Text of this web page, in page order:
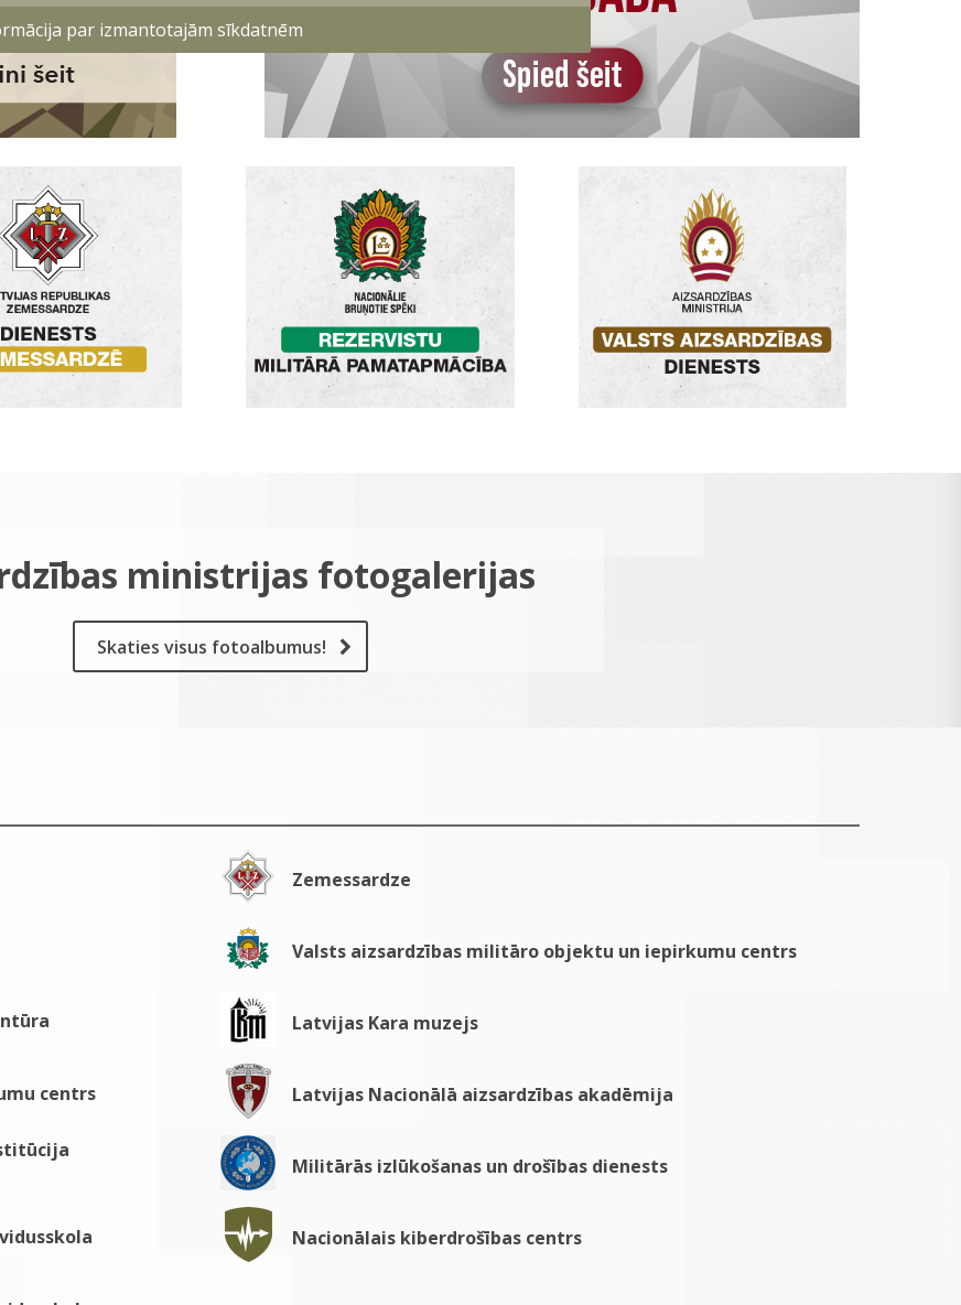
ministrijas fotogalerijas
Skaties visus fotoalbumus!
Zemessardze
Valsts aizsardzības militāro objektu un iepirkumu centrs
Latvijas Kara muzejs
centrs Latvijas Nacionālā aizsardzības akadēmija
Militārās izlūkošanas un drošības dienests
Nacionālais kiberdrošības centrs
par izmantotajām sīkdatnēm